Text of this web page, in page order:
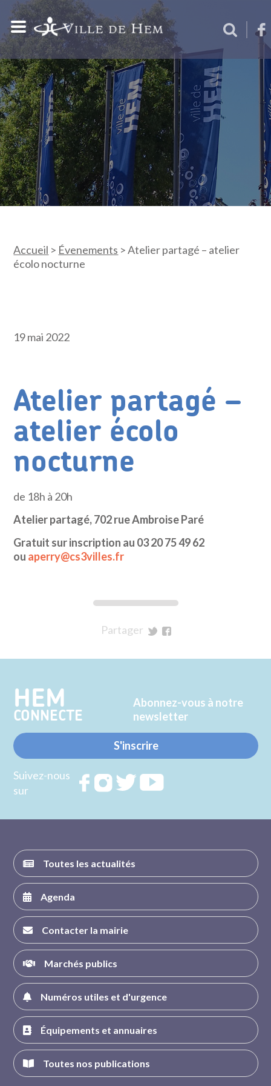
Accueil > Évenements >Atelier partagé – atelier
écolo nocturne
19 mai 2022
Atelier partagé –
atelier écolo
nocturne
de 18h à 20h
Atelier partagé, 702 rue Ambroise Paré
Gratuit sur inscription au 03 20 75 49 62
ou aperry@cs3villes.fr
Partager
Twitter
Facebook
HEM
CONNECTE
Abonnez-vous à notre
newsletter
S'inscrire
Suivez-nous
sur
RejoignezRejoignezRejoignez
Toutes les actualités
Agenda
Contacter la mairie
Marchés publics
Numéros utiles et d'urgence
Équipements et annuaires
Toutes nos publications